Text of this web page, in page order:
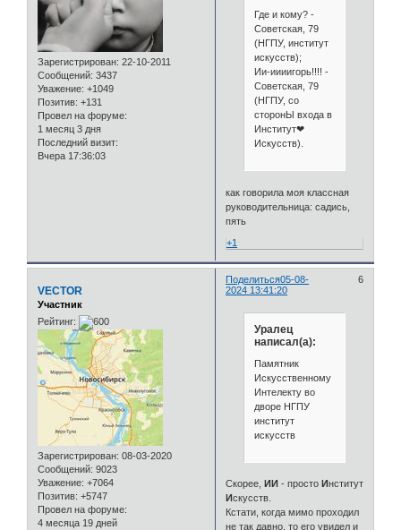
Зарегистрирован: 22-10-2011
Сообщений: 3437
Уважение: +1049
Позитив: +131
Провел на форуме:
1 месяц 3 дня
Последний визит:
Вчера 17:36:03
Где и кому? -
Советская, 79
(НГПУ, институт
искусств);
Ии-иииигорь!!!! -
Советская, 79
(НГПУ, со
сторонЫ входа в
Институт❤
Искусств).
как говорила моя классная
руководительница: садись,
пять
+1
Поделиться 6
05-08-
2024 13:41:20
VECTOR
Участник
Рейтинг:
Зарегистрирован: 08-03-2020
Сообщений: 9023
Уважение: +7064
Позитив: +5747
Провел на форуме:
4 месяца 19 дней
Уралец
написал(а):
Памятник
Искусственному
Интелекту во
дворе НГПУ
институт
искусств
Скорее, ИИ - просто Институт
Искусств.
Кстати, когда мимо проходил
не так давно, то его увидел и